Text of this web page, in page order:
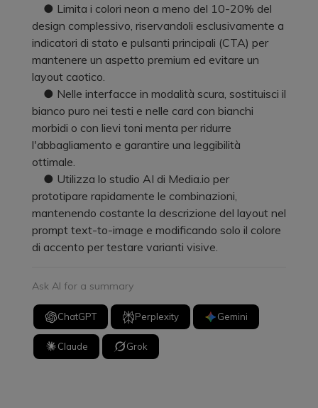
● Limita i colori neon a meno del 10-20% del
design complessivo, riservandoli esclusivamente a
indicatori di stato e pulsanti principali (CTA) per
mantenere un aspetto premium ed evitare un
layout caotico.
● Nelle interfacce in modalità scura, sostituisci il
bianco puro nei testi e nelle card con bianchi
morbidi o con lievi toni menta per ridurre
l'abbagliamento e garantire una leggibilità
ottimale.
● Utilizza lo studio AI di Media.io per
prototipare rapidamente le combinazioni,
mantenendo costante la descrizione del layout nel
prompt text-to-image e modificando solo il colore
di accento per testare varianti visive.
Ask AI for a summary
ChatGPT Perplexity Gemini
Claude Grok